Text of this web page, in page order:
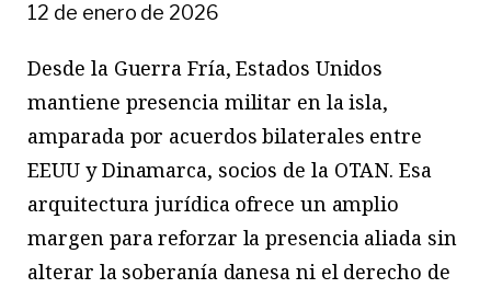
12 de enero de 2026
Desde la Guerra Fría, Estados Unidos
mantiene presencia militar en la isla,
amparada por acuerdos bilaterales entre
EEUU y Dinamarca, socios de la OTAN. Esa
arquitectura jurídica ofrece un amplio
margen para reforzar la presencia aliada sin
alterar la soberanía danesa ni el derecho de